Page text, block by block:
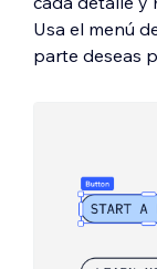
Usa el menú
parte deseas